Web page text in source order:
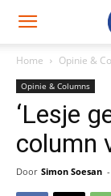
Home Opinie &
Opinie & Columns
‘Lesje
column
Door Simon Soesan -